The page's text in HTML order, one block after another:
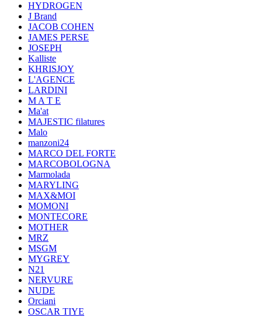
HYDROGEN
J Brand
JACOB COHEN
JAMES PERSE
JOSEPH
Kalliste
KHRISJOY
L'AGENCE
LARDINI
M A T E
Ma'at
MAJESTIC filatures
Malo
manzoni24
MARCO DEL FORTE
MARCOBOLOGNA
Marmolada
MARYLING
MAX&MOI
MOMONI
MONTECORE
MOTHER
MRZ
MSGM
MYGREY
N21
NERVURE
NUDE
Orciani
OSCAR TIYE